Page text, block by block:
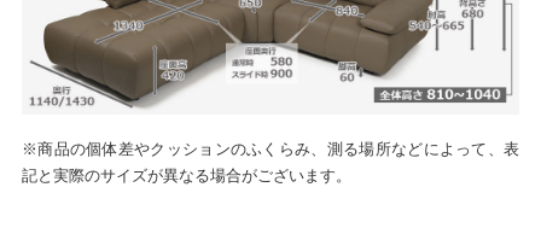
※商品の個体差やクッションのふくらみ、測る場所などによって、表
記と実際のサイズが異なる場合がございます。